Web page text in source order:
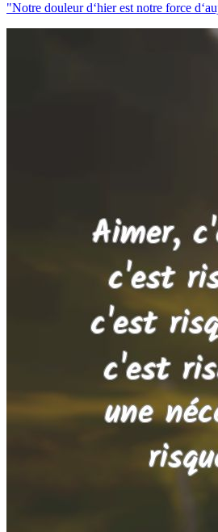
"Notre douleur d‘hier est notre force